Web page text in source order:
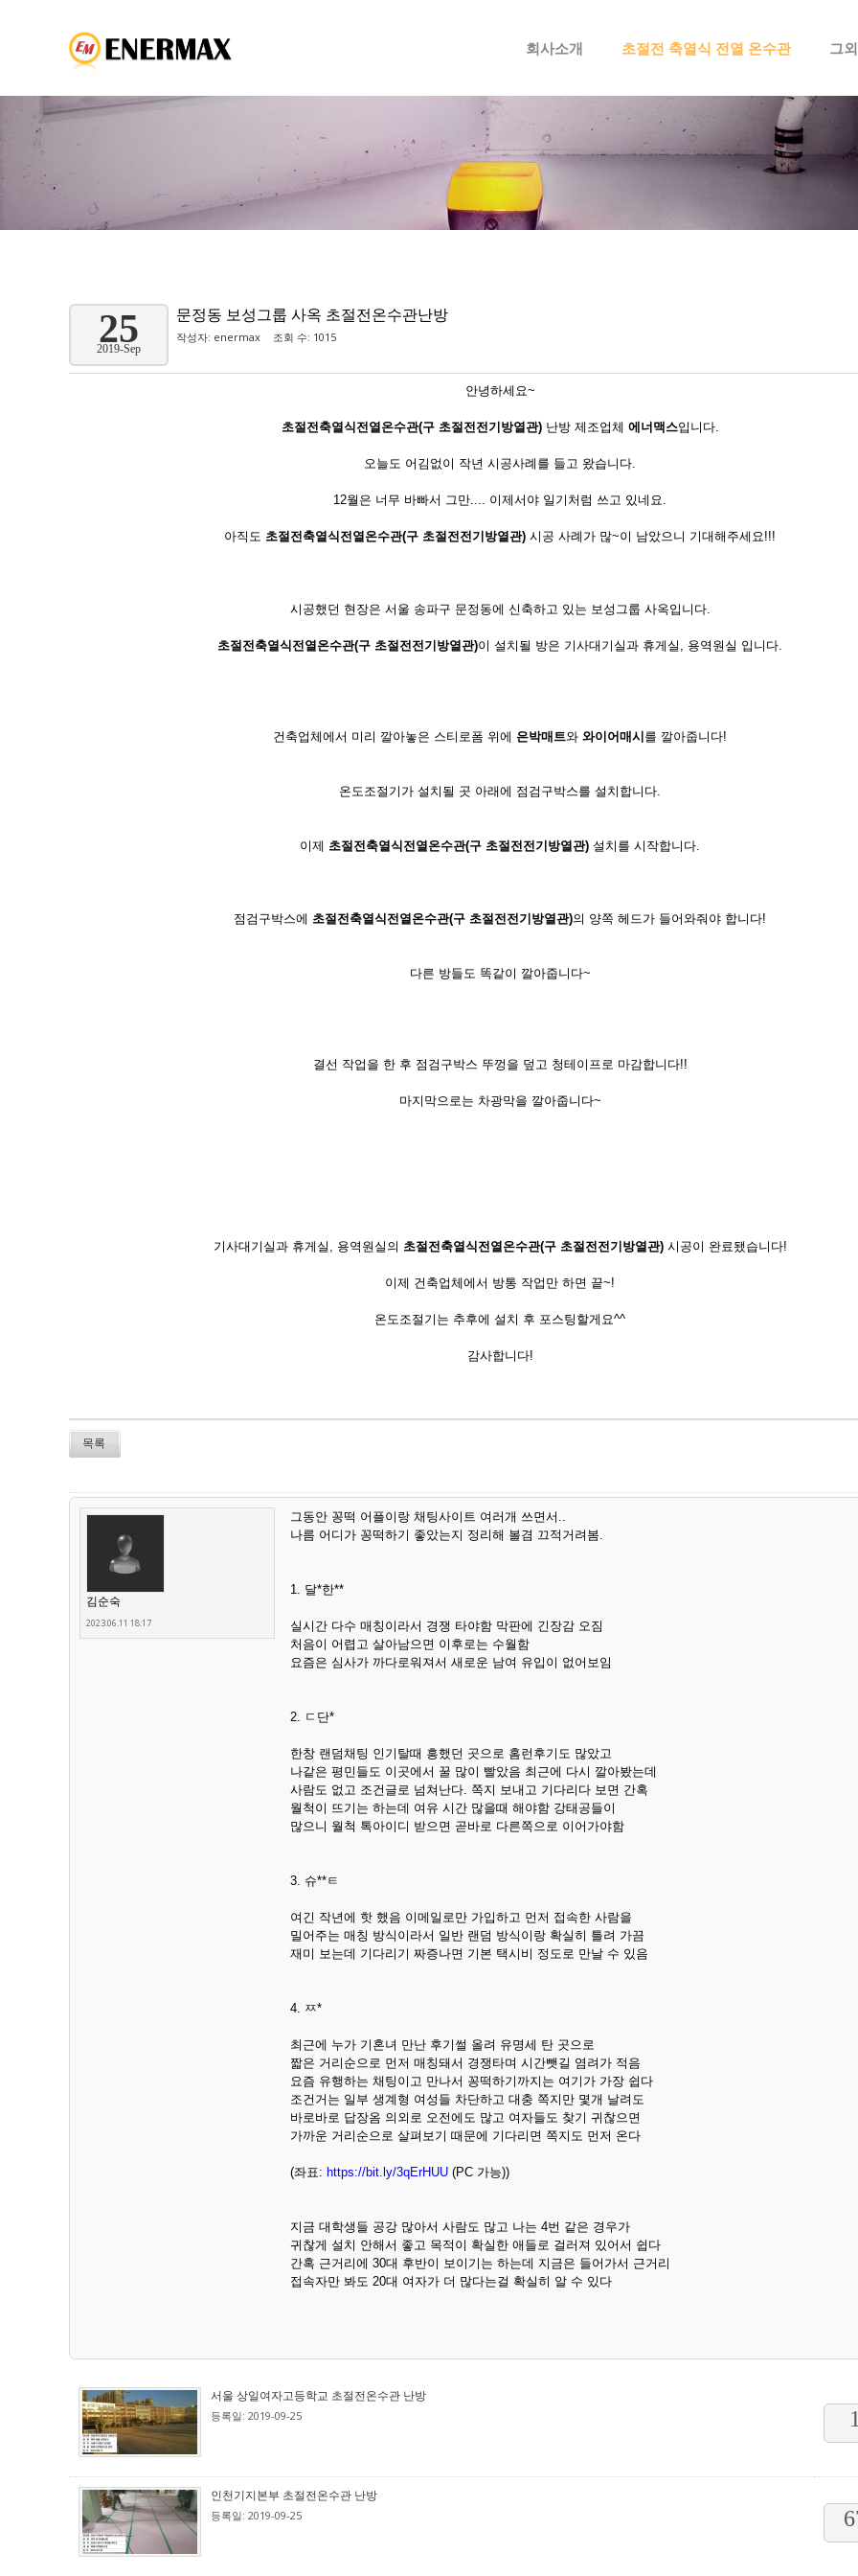
회사소개 초절전 축열식 전열 온수관 그
25
2019-Sep
문정동 보성그룹 사옥 초절전온수관난방
작성자: enermax 조회 수: 1015
안녕하세요~
초절전축열식전열온수관(구 초절전전기방열관)난방 제조업체 에너맥스입니다.
오늘도 어김없이 작년 시공사례를 들고 왔습니다.
12월은 너무 바빠서 그만.... 이제서야 일기처럼 쓰고 있네요.
아직도 초절전축열식전열온수관(구 초절전전기방열관) 시공 사례가 많~이 남았으니 기대해주세요!!!
시공했던 현장은 서울 송파구 문정동에 신축하고 있는 보성그룹 사옥입니다.
초절전축열식전열온수관(구 초절전전기방열관)이 설치될 방은 기사대기실과 휴게실, 용역원실 입니다.
건축업체에서 미리 깔아놓은 스티로폼 위에 은박매트와 와이어매시 를 깔아줍니다!
온도조절기가 설치될 곳 아래에 점검구박스를 설치합니다.
이제 초절전축열식전열온수관(구 초절전전기방열관) 설치를 시작합니다.
점검구박스에 초절전축열식전열온수관(구 초절전전기방열관)의 양쪽 헤드가 들어와줘야 합니다!
다른 방들도 똑같이 깔아줍니다~
결선 작업을 한 후 점검구박스 뚜껑을 덮고 청테이프로 마감합니다!!
마지막으로는 차광막을 깔아줍니다~
기사대기실과 휴게실, 용역원실의 초절전축열식전열온수관(구 초절전전기방열관)시공이 완료됐습니다!
이제 건축업체에서 방통 작업만 하면 끝~!
온도조절기는 추후에 설치 후 포스팅할게요^^
감사합니다!
목록
김순숙
2023.06.11 18:17
그동안 꽁떡 어플이랑 채팅사이트 여러개 쓰면서..
나름 어디가 꽁떡하기 좋았는지 정리해 볼겸 끄적거려봄.
1. 달*한**
실시간 다수 매칭이라서 경쟁 타야함 막판에 긴장감 오짐
처음이 어렵고 살아남으면 이후로는 수월함
요즘은 심사가 까다로워져서 새로운 남여 유입이 없어보임
2. ㄷ단*
한창 랜덤채팅 인기탈때 흥했던 곳으로 홈런후기도 많았고
나같은 평민들도 이곳에서 꿀 많이 빨았음 최근에 다시 깔아봤는데
사람도 없고 조건글로 넘쳐난다. 쪽지 보내고 기다리다 보면 간혹
월척이 뜨기는 하는데 여유 시간 많을때 해야함 강태공들이
많으니 월척 톡아이디 받으면 곧바로 다른쪽으로 이어가야함
3. 슈**ㅌ
여긴 작년에 핫 했음 이메일로만 가입하고 먼저 접속한 사람을
밀어주는 매칭 방식이라서 일반 랜덤 방식이랑 확실히 틀려 가끔
재미 보는데 기다리기 짜증나면 기본 택시비 정도로 만날 수 있음
4. ㅉ*
최근에 누가 기혼녀 만난 후기썰 올려 유명세 탄 곳으로
짧은 거리순으로 먼저 매칭돼서 경쟁타며 시간뺏길 염려가 적음
요즘 유행하는 채팅이고 만나서 꽁떡하기까지는 여기가 가장 쉽다
조건거는 일부 생계형 여성들 차단하고 대충 쪽지만 몇개 날려도
바로바로 답장옴 의외로 오전에도 많고 여자들도 찾기 귀찮으면
가까운 거리순으로 살펴보기 때문에 기다리면 쪽지도 먼저 온다
(좌표: https://bit.ly/3qErHUU (PC 가능))
지금 대학생들 공강 많아서 사람도 많고 나는 4번 같은 경우가
귀찮게 설치 안해서 좋고 목적이 확실한 애들로 걸러져 있어서 쉽다
간혹 근거리에 30대 후반이 보이기는 하는데 지금은 들어가서 근거리
접속자만 봐도 20대 여자가 더 많다는걸 확실히 알 수 있다
서울 상일여자고등학교 초절전온수관 난방
등록일: 2019-09-25
인천기지본부 초절전온수관 난방
등록일: 2019-09-25